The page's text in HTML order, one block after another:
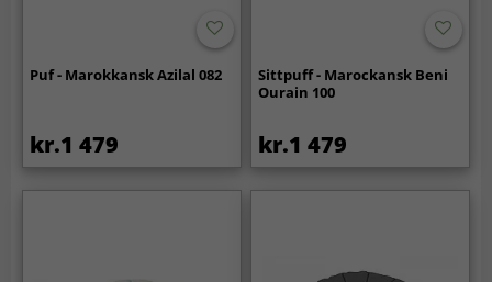
Puf - Marokkansk Azilal 082
kr.1 479
Sittpuff - Marockansk Beni
Ourain 100
kr.1 479